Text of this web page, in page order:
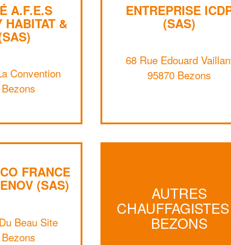
A.F.E.S
HABITAT &
Convention
ENTREPRISE
(SAS)
68 Rue Edouard
95870 Bezons
FRANCE
(SAS)
Beau Site
AUTRES
BEZONS